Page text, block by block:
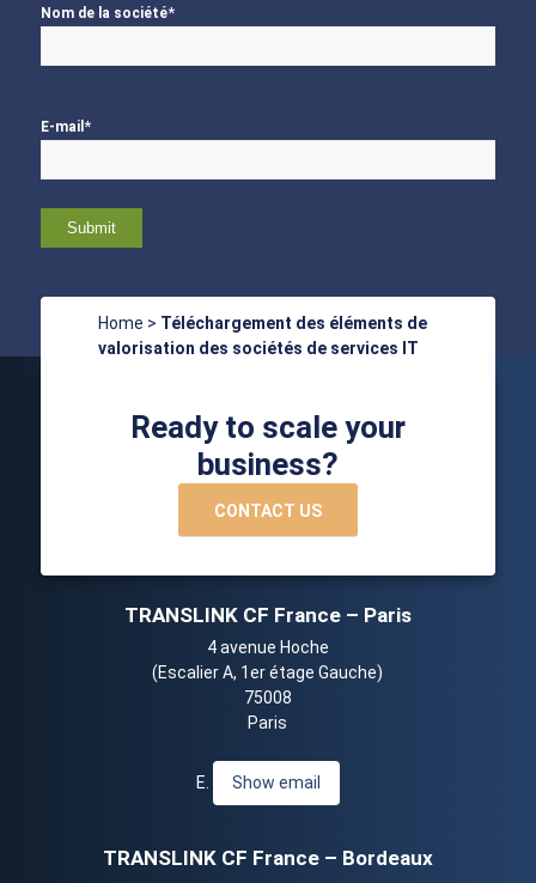
Nom de la société*
E-mail *
Home > Téléchargement des éléments de
valorisation des sociétés de services IT
Ready to scale your
business?
CONTACT US
TRANSLINK CF France – Paris
4 avenue Hoche
(Escalier A, 1er étage Gauche)
75008
Paris
E. Show email
TRANSLINK CF France – Bordeaux